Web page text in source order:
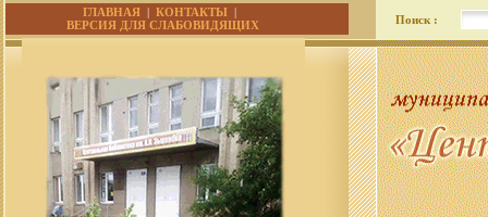
ГЛАВНАЯ |КОНТАКТЫ |
ВЕРСИЯ ДЛЯ СЛАБОВИДЯЩИХ
Поиск :